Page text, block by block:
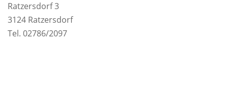
Ratzersdorf 3
3124 Ratzersdorf
Tel. 02786/2097